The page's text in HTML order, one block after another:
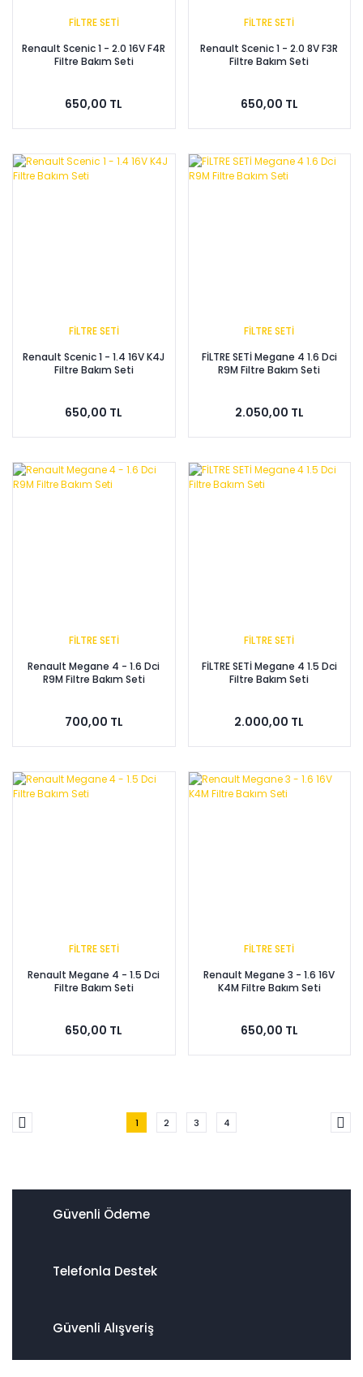
FİLTRE SETİ
Renault Scenic 1 - 2.0 16V F4R
Filtre Bakım Seti
650,00 TL
FİLTRE SETİ
Renault Scenic 1 - 2.0 8V F3R
Filtre Bakım Seti
650,00 TL
FİLTRE SETİ
Renault Scenic 1 - 1.4 16V K4J
Filtre Bakım Seti
650,00 TL
FİLTRE SETİ
FİLTRE SETİ Megane 4 1.6 Dci
R9M Filtre Bakım Seti
2.050,00 TL
FİLTRE SETİ
Renault Megane 4 - 1.6 Dci
R9M Filtre Bakım Seti
700,00 TL
FİLTRE SETİ
FİLTRE SETİ Megane 4 1.5 Dci
Filtre Bakım Seti
2.000,00 TL
FİLTRE SETİ
Renault Megane 4 - 1.5 Dci
Filtre Bakım Seti
650,00 TL
FİLTRE SETİ
Renault Megane 3 - 1.6 16V
K4M Filtre Bakım Seti
650,00 TL
1 2 3 4
Güvenli Ödeme
Telefonla Destek
Güvenli Alışveriş